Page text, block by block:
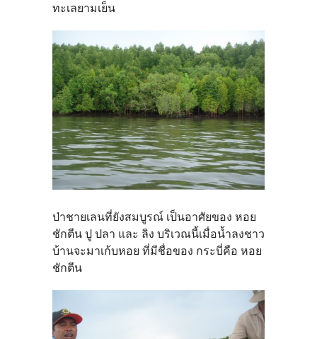
ทะเลยามเย็น
ป่าชายเลนที่ยังสมบูรณ์ เป็นอาศัยของ หอย
ชักตีน ปู ปลา และ ลิง บริเวณนี้เมื่อน้ำลงชาว
บ้านจะมาเก้บหอย ที่มีชื่อของ กระบี่คือ หอย
ชักตีน